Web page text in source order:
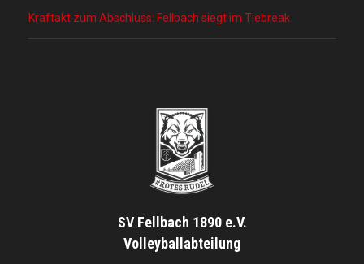
Kraftakt zum Abschluss: Fellbach siegt im Tiebreak
SV Fellbach 1890 e.V.
Volleyballabteilung